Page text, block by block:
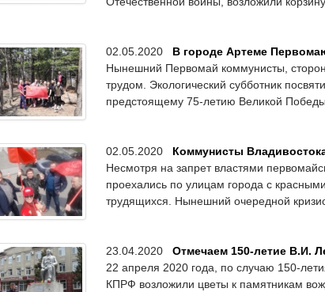
02.05.2020 В городе Артеме
Нынешний Первомай коммунисты,
трудом. Экологический субботник
предстоящему 75-летию Великой
02.05.2020 Коммунисты
Несмотря на запрет властями
проехались по улицам города с
трудящихся. Нынешний очередной
23.04.2020 Отмечаем 150-летие В.И.
22 апреля 2020 года, по случаю 150-
КПРФ возложили цветы к памятникам